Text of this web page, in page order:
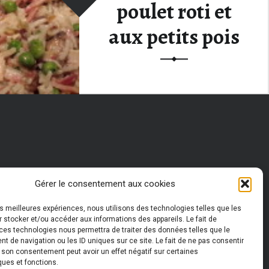
Gérer le consentement aux cookies
meilleures expériences, nous utilisons des technologies telles que les
stocker et/ou accéder aux informations des appareils. Le fait de
technologies nous permettra de traiter des données telles que le
de navigation ou les ID uniques sur ce site. Le fait de ne pas consentir
son consentement peut avoir un effet négatif sur certaines
et fonctions.
poulet roti et
aux petits pois